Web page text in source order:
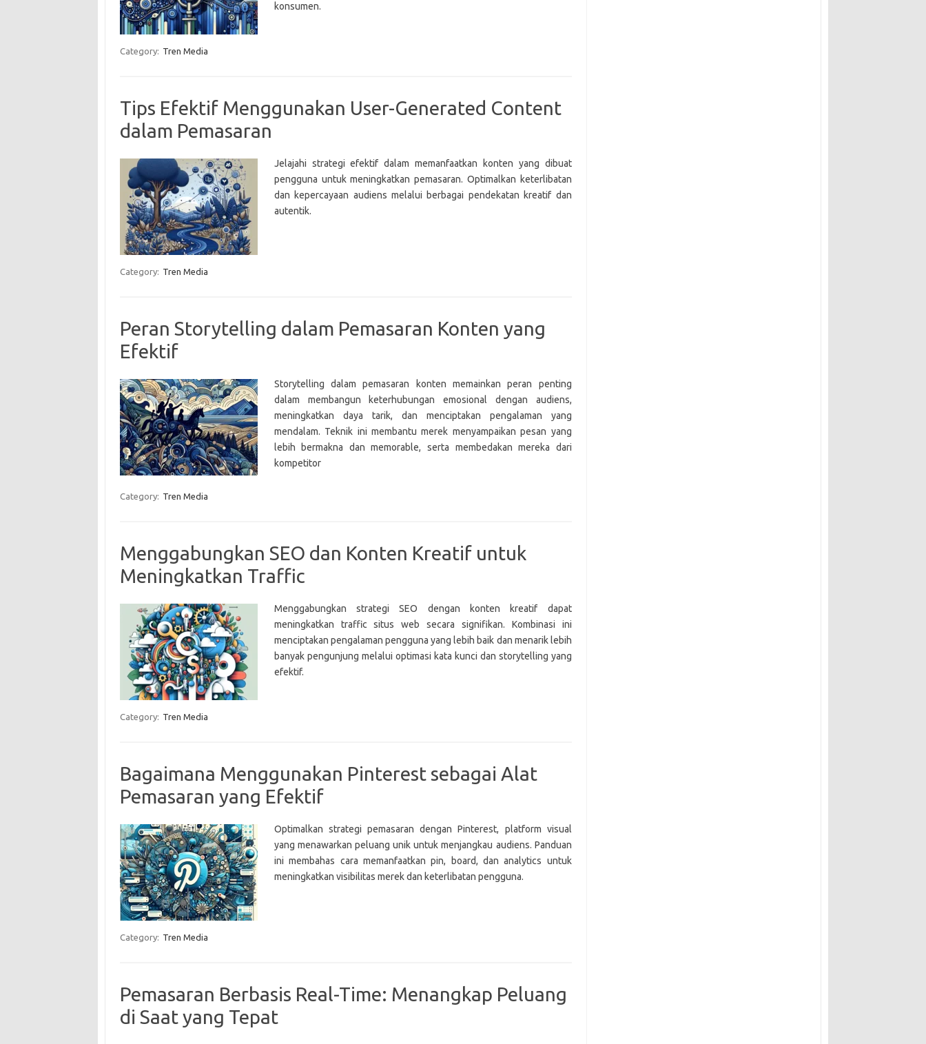
konsumen.
Category: Tren Media
Tips Efektif Menggunakan User-Generated Content
dalam Pemasaran
Jelajahi strategi efektif dalam memanfaatkan konten yang dibuat
pengguna untuk meningkatkan pemasaran. Optimalkan keterlibatan
dan kepercayaan audiens melalui berbagai pendekatan kreatif dan
autentik.
Category: Tren Media
Peran Storytelling dalam Pemasaran Konten yang
Efektif
Storytelling dalam pemasaran konten memainkan peran penting
dalam membangun keterhubungan emosional dengan audiens,
meningkatkan daya tarik, dan menciptakan pengalaman yang
mendalam. Teknik ini membantu merek menyampaikan pesan yang
lebih bermakna dan memorable, serta membedakan mereka dari
kompetitor
Category: Tren Media
Menggabungkan SEO dan Konten Kreatif untuk
Meningkatkan Traffic
Menggabungkan strategi SEO dengan konten kreatif dapat
meningkatkan traffic situs web secara signifikan. Kombinasi ini
menciptakan pengalaman pengguna yang lebih baik dan menarik lebih
banyak pengunjung melalui optimasi kata kunci dan storytelling yang
efektif.
Category: Tren Media
Bagaimana Menggunakan Pinterest sebagai Alat
Pemasaran yang Efektif
Optimalkan strategi pemasaran dengan Pinterest, platform visual
yang menawarkan peluang unik untuk menjangkau audiens. Panduan
ini membahas cara memanfaatkan pin, board, dan analytics untuk
meningkatkan visibilitas merek dan keterlibatan pengguna.
Category: Tren Media
Pemasaran Berbasis Real-Time: Menangkap Peluang
di Saat yang Tepat